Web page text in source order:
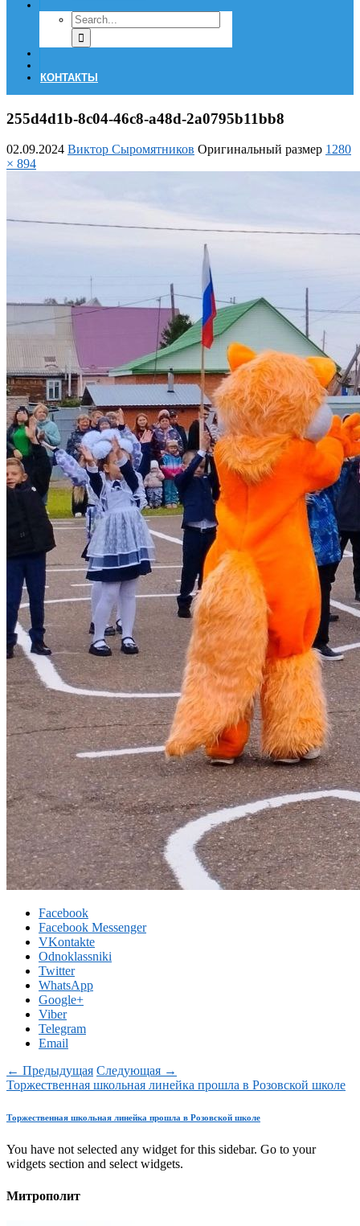
КОНТАКТЫ
255d4d1b-8c04-46c8-a48d-2a0795b11bb8
02.09.2024 Виктор Сыромятников Оригинальный размер 1280
× 894
Facebook
Facebook Messenger
VKontakte
Odnoklassniki
Twitter
WhatsApp
Google+
Viber
Telegram
Email
← Предыдущая Следующая →
Торжественная школьная линейка прошла в Розовской школе
Торжественная школьная линейка прошла в Розовской школе
You have not selected any widget for this sidebar. Go to your
widgets section and select widgets.
Митрополит